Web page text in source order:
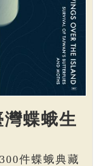
蝶蛾生
件蝶蛾典藏